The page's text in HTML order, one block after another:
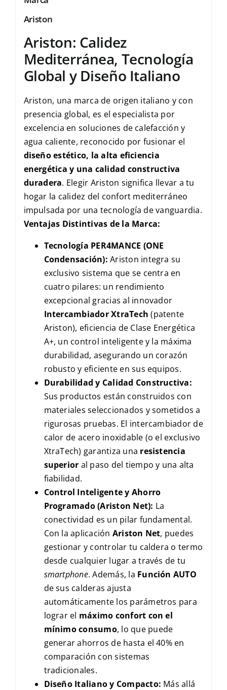
Ariston
Ariston: Calidez
Mediterránea, Tecnología
Global y Diseño Italiano
Ariston, una marca de origen italiano y con
presencia global, es el especialista por
excelencia en soluciones de calefacción y
agua caliente, reconocido por fusionar el
diseño estético, la alta eficiencia
energética y una calidad constructiva
duradera. Elegir Ariston significa llevar a tu
hogar la calidez del confort mediterráneo
impulsada por una tecnología de vanguardia.
Ventajas Distintivas de la Marca:
Tecnología PER4MANCE (ONE
Condensación): Ariston integra su
exclusivo sistema que se centra en
cuatro pilares: un rendimiento
excepcional gracias al innovador
Intercambiador XtraTech (patente
Ariston), eficiencia de Clase Energética
A+, un control inteligente y la máxima
durabilidad, asegurando un corazón
robusto y eficiente en sus equipos.
Durabilidad y Calidad Constructiva:
Sus productos están construidos con
materiales seleccionados y sometidos a
rigurosas pruebas. El intercambiador de
calor de acero inoxidable (o el exclusivo
XtraTech) garantiza una resistencia
superior al paso del tiempo y una alta
fiabilidad.
Control Inteligente y Ahorro
Programado (Ariston Net): La
conectividad es un pilar fundamental.
Con la aplicación Ariston Net, puedes
gestionar y controlar tu caldera o termo
desde cualquier lugar a través de tu
smartphone. Además, la Función AUTO
de sus calderas ajusta
automáticamente los parámetros para
lograr el máximo confort con el
mínimo consumo, lo que puede
generar ahorros de hasta el 40% en
comparación con sistemas
tradicionales.
Diseño Italiano y Compacto: Más allá